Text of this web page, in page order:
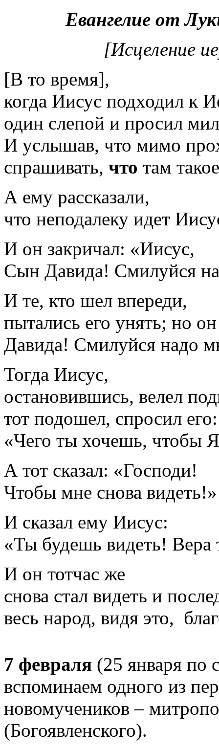
Евангелие от
[Исцеление
[В то время],
когда Иисус подходил к
один слепой и просил
И услышав, что мимо
спрашивать, что там
А ему рассказали,
что неподалеку идет
И он закричал: «Иисус,
Сын Давида! Смилуйся
И те, кто шел впереди,
пытались его унять; но
Давида! Смилуйся надо
Тогда Иисус,
остановившись, велел
тот подошел, спросил его:
«Чего ты хочешь, чтобы Я
А тот сказал: «Господи!
Чтобы мне снова видеть!»
И сказал ему Иисус:
«Ты будешь видеть! Вера
И он тотчас же
снова стал видеть и
весь народ, видя это,
7 февраля (25 января по
вспоминаем одного из
новомучеников –
(Богоявленского).